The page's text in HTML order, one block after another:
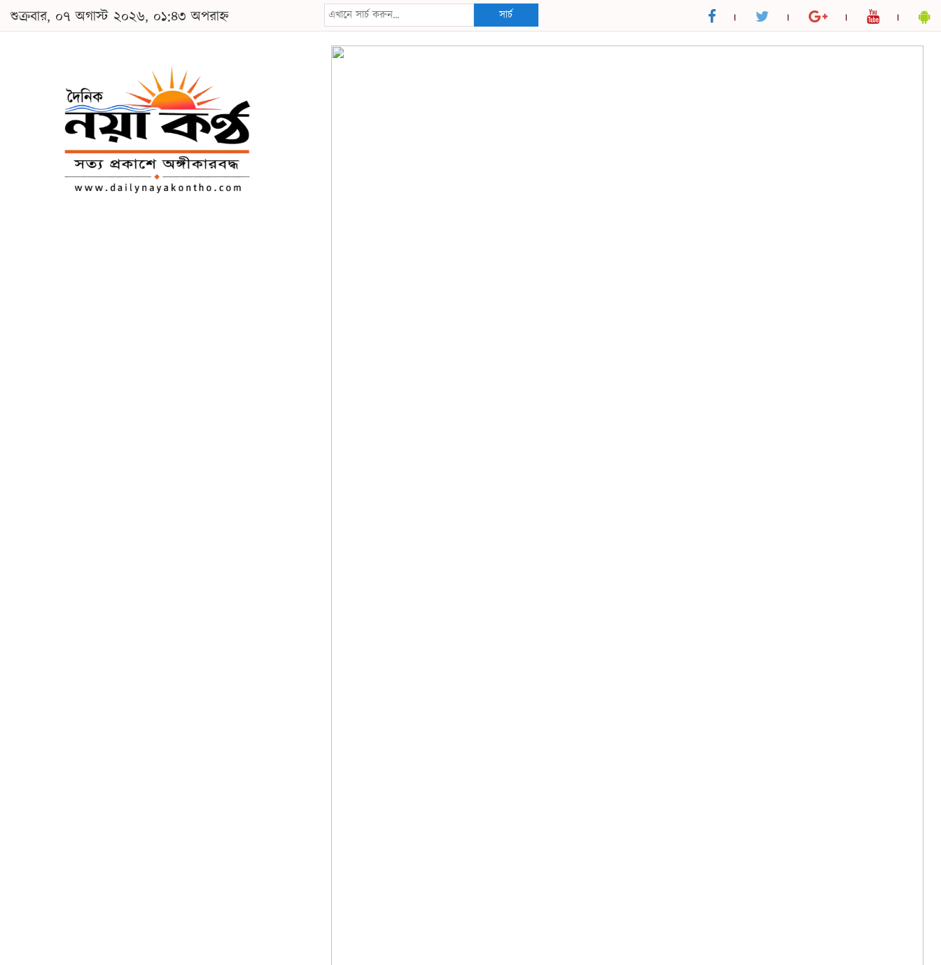
শুক্রবার, ০৭ অগাস্ট ২০২৬, ০১:৪৩ অপরাহ্ন সার্চ